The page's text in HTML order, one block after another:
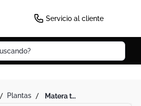
Servicio al cliente
plantas matera tubus corten 20 cm cobre